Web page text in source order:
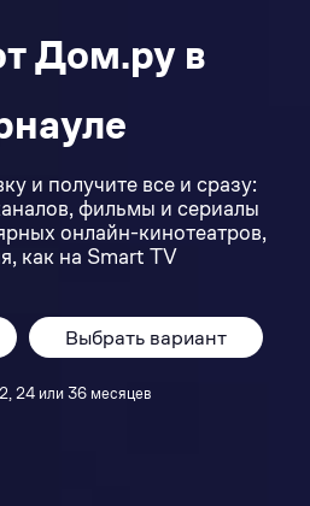
Дом.ру в
и получите все и сразу:
фильмы и сериалы
онлайн-кинотеатров,
как на Smart TV
Выбрать вариант
24 или 36 месяцев